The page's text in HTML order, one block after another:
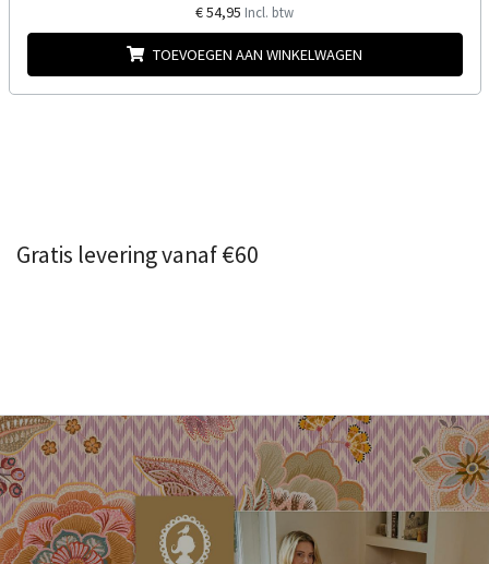
€ 54,95 Incl. btw
TOEVOEGEN AAN WINKELWAGEN
Gratis levering vanaf €60